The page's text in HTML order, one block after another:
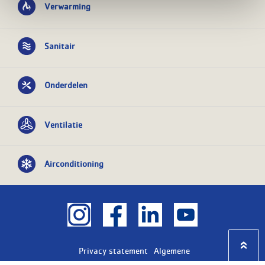
Verwarming
Sanitair
Onderdelen
Ventilatie
Airconditioning
Privacy statement
Algemene